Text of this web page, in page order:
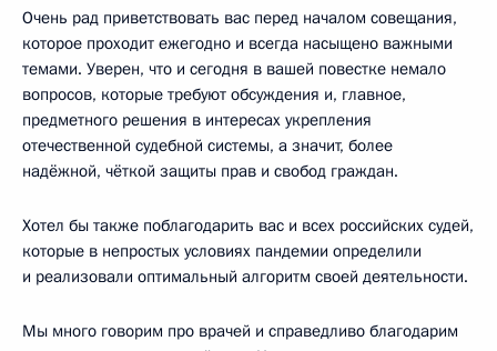
Очень рад приветствовать вас перед началом совещания,
которое проходит ежегодно и всегда насыщено важными
темами. Уверен, что и сегодня в вашей повестке немало
вопросов, которые требуют обсуждения и, главное,
предметного решения в интересах укрепления
отечественной судебной системы, а значит, более
надёжной, чёткой защиты прав и свобод граждан.
Хотел бы также поблагодарить вас и всех российских судей,
которые в непростых условиях пандемии определили
и реализовали оптимальный алгоритм своей деятельности.
Мы много говорим про врачей и справедливо благодарим